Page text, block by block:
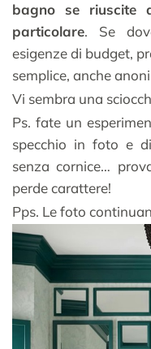
bagno se riuscite
particolare. Se
esigenze di budget,
semplice, anche
Vi sembra una
Ps. fate un
specchio in foto e
senza cornice…
perde carattere!
Pps. Le foto